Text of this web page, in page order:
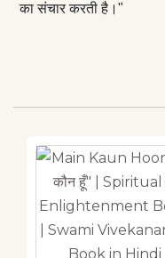
का संचार करती है।"